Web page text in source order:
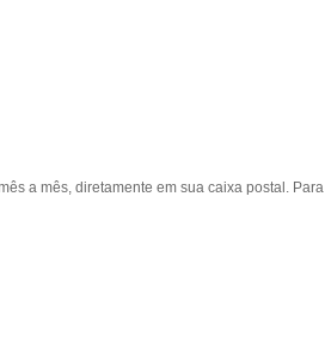
a mês, diretamente em sua caixa postal. Para